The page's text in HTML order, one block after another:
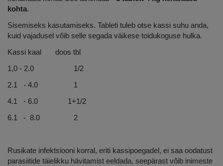
kohta.
Sisemiseks kasutamiseks. Tableti tuleb otse kassi suhu anda,
kuid vajadusel võib selle segada väikese toidukoguse hulka.
Kassi kaal doos tbl
1,0 - 2.0 1/2
2.1 - 4.0 1
4.1 - 6.0 1+1/2
6.1 - 8.0 2
Rusikate infektsiooni korral, eriti kassipoegadel, ei saa oodatust
parasiitide täielikku hävitamist eeldada, seepärast võib inimeste